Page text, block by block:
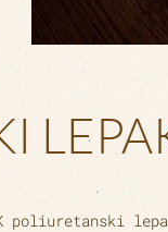
poliuretanski